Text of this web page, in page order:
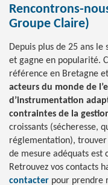
Rencontrons-
Groupe Claire)
Depuis plus de 25 ans le
et gagne en popularité.
référence en Bretagne
acteurs du monde de
d’instrumentation
contraintes de la
croissants (sécheresse,
réglementation),
de mesure adéquats est
Retrouvez vos contacts
contacter pour prendre